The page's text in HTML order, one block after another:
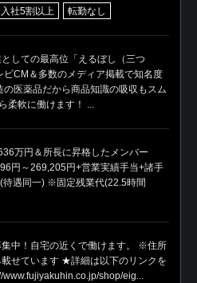
社5割以上 転勤なし
しての最高位「えるぼし（三つ
CM＆多数のメディア掲載で知名度
医薬品だから商品知識の吸収もスム
柔軟に働けます！ ...
万円＆所長に昇格したメンバー
円～269,205円+営業実績手当+諸手
遇同一) ※固定残業代(22.5時間
中！自宅の近くで働けます。 ※住所
せています ★詳細は以下のリンクを
www.fujiyakuhin.co.jp/shop/eig...